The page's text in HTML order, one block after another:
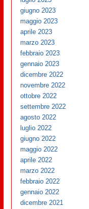
giugno 2023
maggio 2023
aprile 2023
marzo 2023
febbraio 2023
gennaio 2023
dicembre 2022
novembre 2022
ottobre 2022
settembre 2022
agosto 2022
luglio 2022
giugno 2022
maggio 2022
aprile 2022
marzo 2022
febbraio 2022
gennaio 2022
dicembre 2021